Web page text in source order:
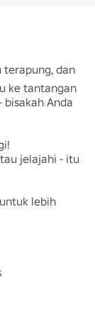
dan
ke tantangan
Anda
jelajahi - itu
lebih